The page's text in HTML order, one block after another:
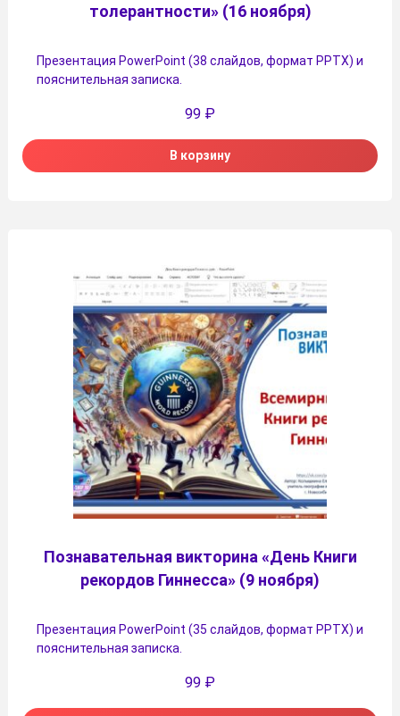
толерантности» (16 ноября)
Презентация PowerPoint (38 слайдов, формат PPTX) и
пояснительная записка.
99 ₽
В корзину
Познавательная викторина «День Книги
рекордов Гиннесса» (9 ноября)
Презентация PowerPoint (35 слайдов, формат PPTX) и
пояснительная записка.
99 ₽